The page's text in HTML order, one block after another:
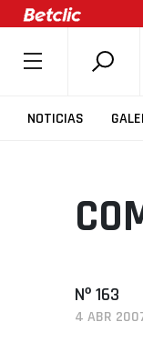
NOTICIAS
AGENTES
Nº 163
4 ABR